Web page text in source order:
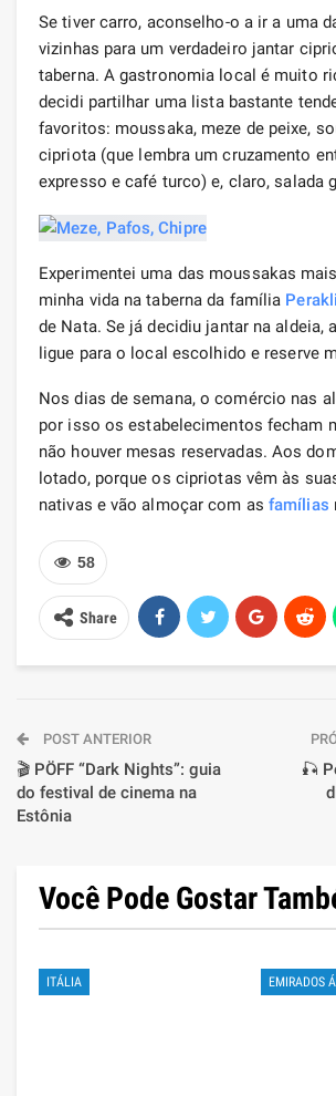
Se tiver carro, aconselho-o a ir a uma
vizinhas para um verdadeiro jantar
taberna. A gastronomia local é muito
decidi partilhar uma lista bastante
favoritos: moussaka, meze de peixe,
cipriota (que lembra um cruzamento
expresso e café turco) e, claro, salada
Experimentei uma das moussakas
minha vida na taberna da família
de Nata. Se já decidiu jantar na aldeia,
ligue para o local escolhido e reserve
Nos dias de semana, o comércio nas
por isso os estabelecimentos fecham
não houver mesas reservadas. Aos
lotado, porque os cipriotas vêm às
nativas e vão almoçar com as famílias
58
Share
POST ANTERIOR
🎬 PÖFF “Dark Nights”: guia
do festival de cinema na
Estônia
🎣
Você Pode Gostar
ITÁLIA EMIRADOS